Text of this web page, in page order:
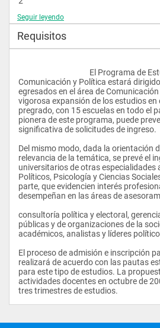
II. Trimestre
Opinión Pública y Medios de
Comunicaciones integradas de
36
3
Seminario de Integración de Estudios II
24
2
III. Trimestre
Medios, cultura y discurso político
36
3
Análisis y diseño de encuestas
36
3
Seguir leyendo
Requisitos
Comunicación y Política estará
egresados en el área de
vigorosa expansión de los estudios en
pregrado, con 15 escuelas en todo el
pionera de este programa, puede
significativa de solicitudes de ingreso.
Del mismo modo, dada la orientación
relevancia de la temática, se prevé el
universitarios de otras especialidades
Políticos, Psicología y Ciencias
parte, que evidencien interés
desempeñan en las áreas de
consultoría política y electoral,
públicas y de organizaciones de la
académicos, analistas y líderes
El proceso de admisión e inscripción
realizará de acuerdo con las pautas
para este tipo de estudios. La
actividades docentes en octubre de
tres trimestres de estudios.